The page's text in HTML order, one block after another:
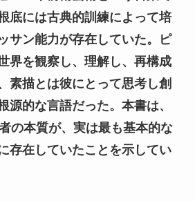
底には古典的訓練によって培
サン能力が存在していた。ピ
界を観察し、理解し、再構成
素描とは彼にとって思考し創
源的な言語だった。本書は、
の本質が、実は最も基本的な
存在していたことを示してい